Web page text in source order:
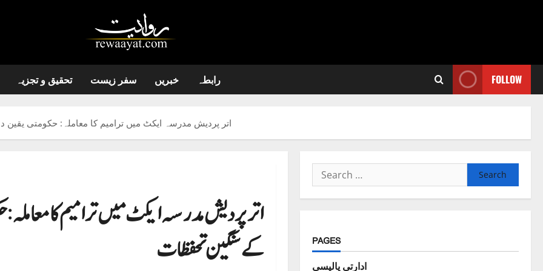
تحقیق و تجزیہ سفر زیست خبریں رابطہ FOLLOW
اتر پردیش مدرسہ ایکٹ میں ترامیم کا معاملہ: حکومتی
اتر پردیش مدرسہ ایکٹ میں ترامیم کا معاملہ:
کے سنگین تحفظات
Search
for:
PAGES
ادارتی پالیسی